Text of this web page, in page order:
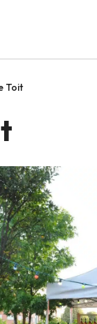
Toit